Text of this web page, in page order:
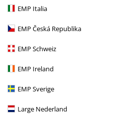
EMP Italia
EMP Česká Republika
EMP Schweiz
EMP Ireland
EMP Sverige
Large Nederland